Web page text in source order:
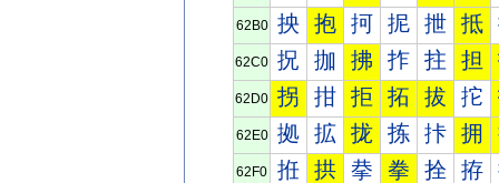
62B0 抰 抱 抲 抳 抴 抵
62C0 拀 拁 拂 拃 拄 担
62D0 拐 拑 拒 拓 拔 拕
62E0 拠 拡 拢 拣 拤 拥
62F0 拰 拱 拲 拳 拴 拵